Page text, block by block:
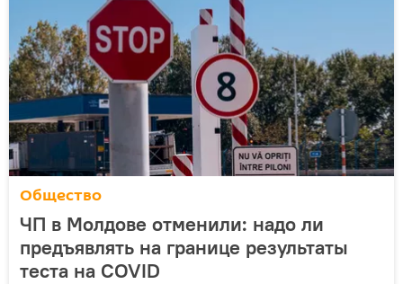
Общество
ЧП в Молдове отменили: надо ли
предъявлять на границе результаты
теста на COVID